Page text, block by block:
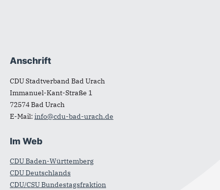
Anschrift
CDU Stadtverband Bad Urach
Immanuel-Kant-Straße 1
72574Bad Urach
E-Mail: info@cdu-bad-urach.de
Im Web
CDU Baden-Württemberg
CDU Deutschlands
CDU/CSU Bundestagsfraktion